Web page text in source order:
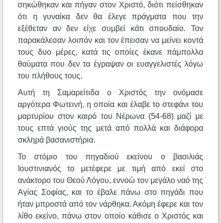
σηκώθηκαν και πήγαν στον Χριστό, διότι πείσθηκαν
ότι η γυναίκα δεν θα έλεγε πράγματα που την
εξέθεταν αν δεν είχε συμβεί κάτι σπουδαίο. Τον
παρακάλεσαν λοιπόν και τον έπεισαν να μείνει κοντά
τους δυο μέρες, κατά τις οποίες έκανε πάμπολλα
θαύματα που δεν τα έγραψαν οι ευαγγελιστές λόγω
του πλήθους τους.
Αυτή τη Σαμαρείτιδα ο Χριστός την ονόμασε
αργότερα Φωτεινή, η οποία και έλαβε το στεφάνι του
μαρτυρίου στον καιρό του Νέρωνα (54-68) μαζί με
τους επτά γιούς της μετά από πολλά και διάφορα
σκληρά βασανιστήρια.
Το στόμιο του πηγαδιού εκείνου ο βασιλιάς
Ιουστινιανός το μετέφερε με τιμή από εκεί στο
ανάκτορο του Θεού Λόγου, εννοώ τον μεγάλο ναό της
Αγίας Σοφίας, και το έβαλε πάνω στο πηγάδι που
ήταν μπροστά από τον νάρθηκα. Ακόμη έφερε και τον
λίθο εκείνο, πάνω στον οποίο κάθισε ο Χριστός και